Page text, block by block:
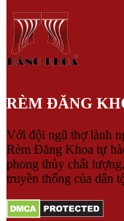
RÈM ĐĂNG
Với đội ngũ thợ lành
Rèm Đăng Khoa tự
phong thủy chất
truyền thống của dân